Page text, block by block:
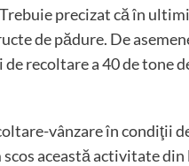
precizat că în
de pădure. De
recoltare a 40 de tone
vânzare în condiţii
această activitate